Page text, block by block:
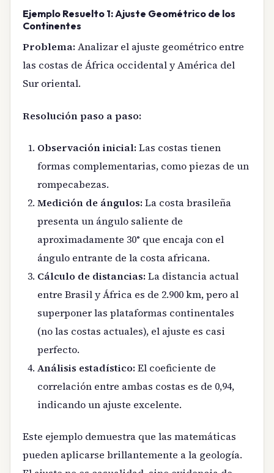
Ejemplo Resuelto 1: Ajuste Geométrico de los
Continentes
Problema:Analizar el ajuste geométrico entre
las costas de África occidental y América del
Sur oriental.
Resolución paso a paso:
Observación inicial:Las costas tienen
formas complementarias, como piezas de un
rompecabezas.
Medición de ángulos:La costa brasileña
presenta un ángulo saliente de
aproximadamente 30° que encaja con el
ángulo entrante de la costa africana.
Cálculo de distancias:La distancia actual
entre Brasil y África es de 2.900 km, pero al
superponer las plataformas continentales
(no las costas actuales), el ajuste es casi
perfecto.
Análisis estadístico:El coeficiente de
correlación entre ambas costas es de 0,94,
indicando un ajuste excelente.
Este ejemplo demuestra que las matemáticas
pueden aplicarse brillantemente a la geología.